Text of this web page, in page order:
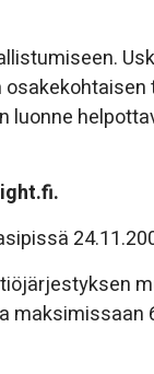
luonne
maksimissaan